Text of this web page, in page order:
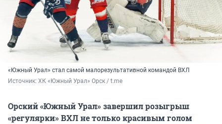
«Южный Урал» стал самой малорезультативной командой ВХЛ
Источник: ХК «Южный Урал» Орск / t.me
Орский «Южный Урал» завершил розыгрыш
«регулярки» ВХЛ не только красивым голом